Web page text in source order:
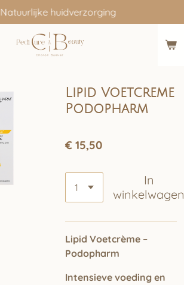
Natuurlijke huidverzorging
Lipid Voetcreme
Podopharm
€ 15,50
In
winkelwagen
Lipid Voetcrème –
Podopharm
Intensieve voeding en